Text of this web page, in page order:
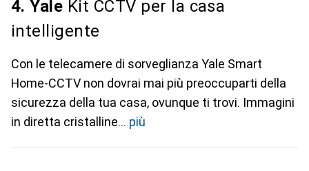
4. Yale Kit CCTV per la casa
intelligente
Con le telecamere di sorveglianza Yale Smart
Home-CCTV non dovrai mai più preoccuparti della
sicurezza della tua casa, ovunque ti trovi. Immagini
in diretta cristalline
più